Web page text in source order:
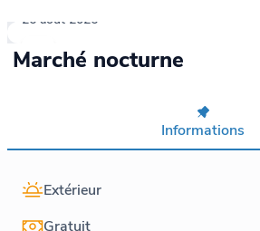
26 août 2026
Marché nocturne
Informations
Extérieur
Gratuit